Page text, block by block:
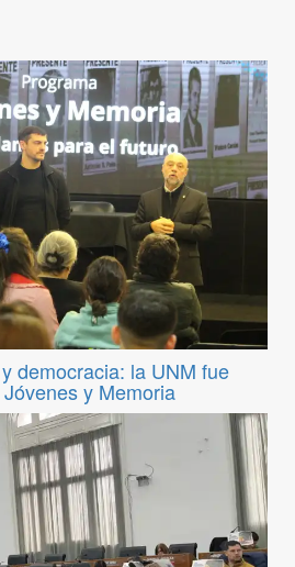
democracia: la UNM fue
y Memoria